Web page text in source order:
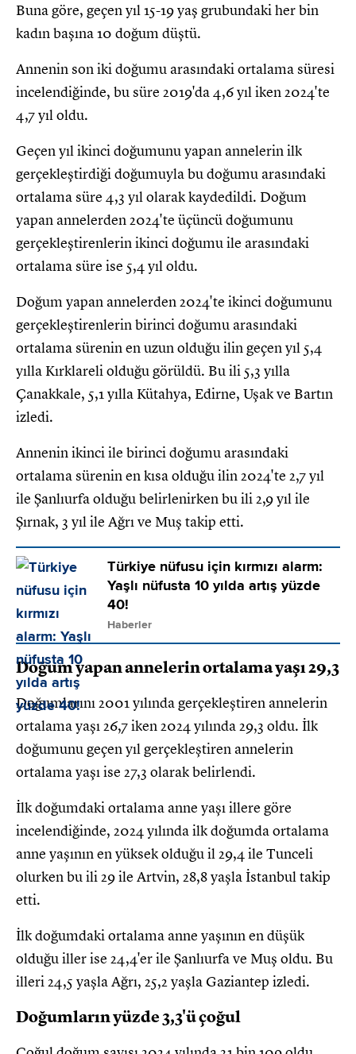
Buna göre, geçen yıl 15-19 yaş grubundaki her bin
kadın başına 10 doğum düştü.
Annenin son iki doğumu arasındaki ortalama süresi
incelendiğinde, bu süre 2019'da 4,6 yıl iken 2024'te
4,7 yıl oldu.
Geçen yıl ikinci doğumunu yapan annelerin ilk
gerçekleştirdiği doğumuyla bu doğumu arasındaki
ortalama süre 4,3 yıl olarak kaydedildi. Doğum
yapan annelerden 2024'te üçüncü doğumunu
gerçekleştirenlerin ikinci doğumu ile arasındaki
ortalama süre ise 5,4 yıl oldu.
Doğum yapan annelerden 2024'te ikinci doğumunu
gerçekleştirenlerin birinci doğumu arasındaki
ortalama sürenin en uzun olduğu ilin geçen yıl 5,4
yılla Kırklareli olduğu görüldü. Bu ili 5,3 yılla
Çanakkale, 5,1 yılla Kütahya, Edirne, Uşak ve Bartın
izledi.
Annenin ikinci ile birinci doğumu arasındaki
ortalama sürenin en kısa olduğu ilin 2024'te 2,7 yıl
ile Şanlıurfa olduğu belirlenirken bu ili 2,9 yıl ile
Şırnak, 3 yıl ile Ağrı ve Muş takip etti.
Türkiye nüfusu için kırmızı alarm:
Yaşlı nüfusta 10 yılda artış yüzde
40!
Haberler
Doğum yapan annelerin ortalama yaşı 29,3
Doğumlarını 2001 yılında gerçekleştiren annelerin
ortalama yaşı 26,7 iken 2024 yılında 29,3 oldu. İlk
doğumunu geçen yıl gerçekleştiren annelerin
ortalama yaşı ise 27,3 olarak belirlendi.
İlk doğumdaki ortalama anne yaşı illere göre
incelendiğinde, 2024 yılında ilk doğumda ortalama
anne yaşının en yüksek olduğu il 29,4 ile Tunceli
olurken bu ili 29 ile Artvin, 28,8 yaşla İstanbul takip
etti.
İlk doğumdaki ortalama anne yaşının en düşük
olduğu iller ise 24,4'er ile Şanlıurfa ve Muş oldu. Bu
illeri 24,5 yaşla Ağrı, 25,2 yaşla Gaziantep izledi.
Doğumların yüzde 3,3'ü çoğul